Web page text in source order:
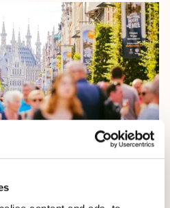
mode in steden